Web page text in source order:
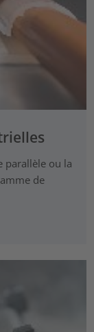
parallèle ou la
de